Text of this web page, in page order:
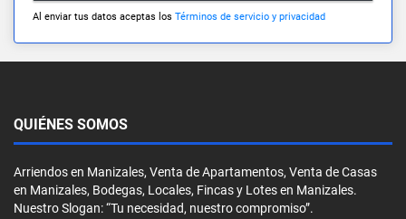
Al enviar tus datos aceptas los Términos de servicio y privacidad
QUIÉNES SOMOS
Arriendos en Manizales, Venta de Apartamentos, Venta de Casas
en Manizales, Bodegas, Locales, Fincas y Lotes en Manizales.
Nuestro Slogan: “Tu necesidad, nuestro compromiso”.